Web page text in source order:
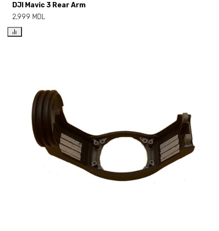
DJI Mavic 3 Rear Arm
2,999 MDL